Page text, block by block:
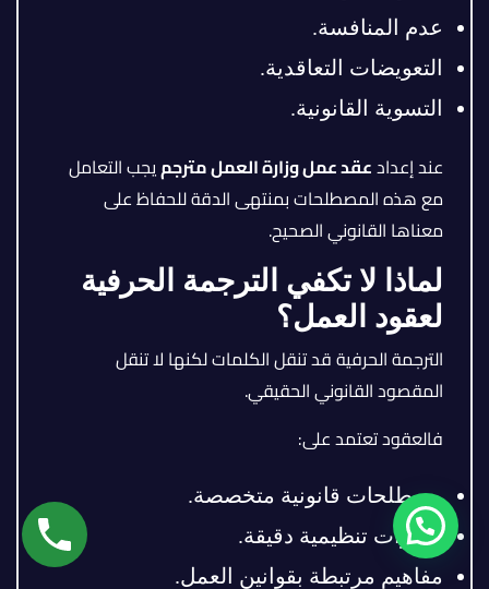
عدم المنافسة.
التعويضات التعاقدية.
التسوية القانونية.
عند إعدادعقد عمل وزارة العمل مترجميجب التعامل
مع هذه المصطلحات بمنتهى الدقة للحفاظ على
معناها القانوني الصحيح.
لماذا لا تكفي الترجمة الحرفية
لعقود العمل؟
الترجمة الحرفية قد تنقل الكلمات لكنها لا تنقل
المقصود القانوني الحقيقي.
فالعقود تعتمد على:
مصطلحات قانونية متخصصة.
تعبيرات تنظيمية دقيقة.
مفاهيم مرتبطة بقوانين العمل.